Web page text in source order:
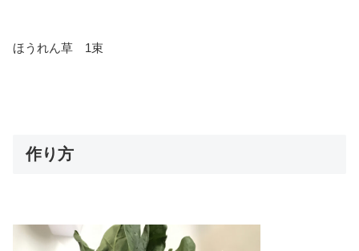
ほうれん草 1束
作り方